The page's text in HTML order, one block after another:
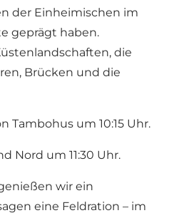
der Einheimischen im
geprägt haben.
die
Brücken und die
Tambohus um 10:15 Uhr.
Nord um 11:30 Uhr.
wir ein
eine Feldration – im